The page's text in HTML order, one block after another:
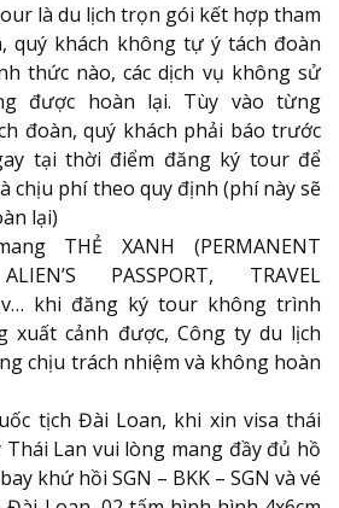
là du lịch trọn gói kết hợp tham
quý khách không tự ý tách đoàn
thức nào, các dịch vụ không sử
được hoàn lại. Tùy vào từng
đoàn, quý khách phải báo trước
tại thời điểm đăng ký tour để
chịu phí theo quy định (phí này sẽ
lại)
THẺ XANH (PERMANENT
PASSPORT, TRAVEL
khi đăng ký tour không trình
xuất cảnh được, Công ty du lịch
chịu trách nhiệm và không hoàn
tịch Đài Loan, khi xin visa thái
Thái Lan vui lòng mang đầy đủ hồ
khứ hồi SGN – BKK – SGN và vé